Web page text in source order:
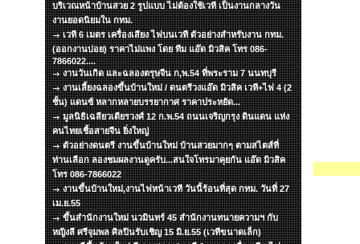
บริเวณหน้าบ้านสวย 2 รูปแบบ ไม่ต้องใช้เวที เป็นงานกลางวัน
งานยอดนิยมใน กทม.
เวที 6 เมตร เครื่องเสียง ไฟบนเวที ตัวอย่างสำหรับงาน กทม.
(ออกงานบ่อย) ราคาไม่แพง โดย ทีม แอ๊ด มิวสิค โทร 086-
7866022....
งานวันเกิด และฉลองตรุษจีน ก,พ.54 ที่พระราม 7 นนทบุรี
งานเลี้ยงฉลองขึ้นบ้านใหม่ / ดนตรีวงแอ๊ด มิวสิค เวที+ไฟ 4 (2
ชั้น) แดนซ์ หลากหลายบรรยากาศ ราคาประหยัด...
มูลนิธิเฉลียวเตียรวงศ์ 12 ก.พ.54 ถนนเจริญกรุง ดินแดน แห่ง
คนไทยเชื้อสายจีน ยิ่งใหญ่
ตัวอย่างดนตรี งานขึ้นบ้านใหม่ บ้านสวยมากๆ ตามสไตส์ที่
ท่านเลือก ลองชมผลงานดูครับ...สนใจโทรมาคุยกัน แอ๊ด มิวสิค
โทร 086-7866022
งานขึ้นบ้านใหม่,งานไฟหน้าเวที วันนี้ร้อนที่สุด กทม. วันที่ 27
เม.ย.55
ขึ้นสำนักงานใหม่ นวมินทร์ 45 สำนักงานทนายความฯ กับ
หญิงลี ศรีจุมพล ศิลปินรับเชิญ 15 มิ.ย.55 (เวทีขนาดเล็ก)